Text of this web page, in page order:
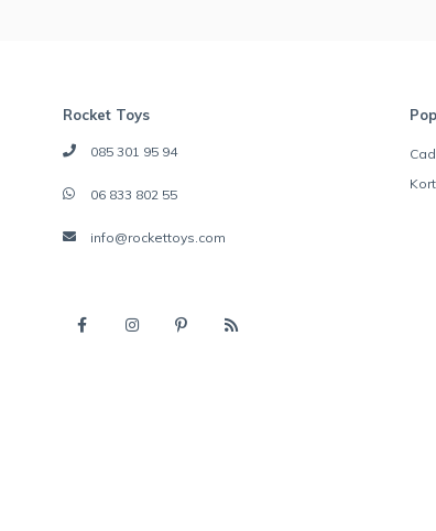
Rocket Toys
085 301 95 94
06 833 802 55
info@rockettoys.com